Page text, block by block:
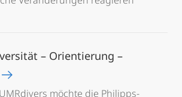
– Orientierung –
möchte die Philipps-